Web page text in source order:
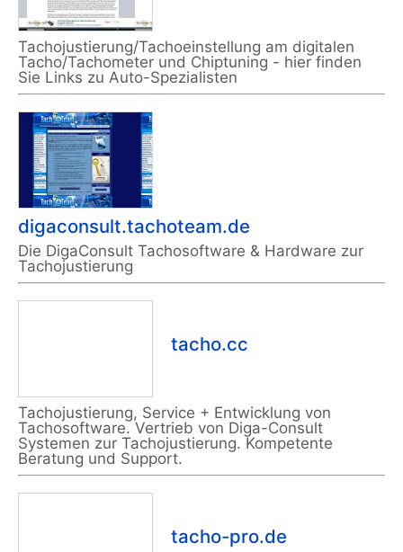
Tachojustierung/Tachoeinstellung am digitalen
Tacho/Tachometer und Chiptuning - hier finden
Sie Links zu Auto-Spezialisten
digaconsult.tachoteam.de
Die DigaConsult Tachosoftware & Hardware zur
Tachojustierung
tacho.cc
Tachojustierung, Service + Entwicklung von
Tachosoftware. Vertrieb von Diga-Consult
Systemen zur Tachojustierung. Kompetente
Beratung und Support.
tacho-pro.de